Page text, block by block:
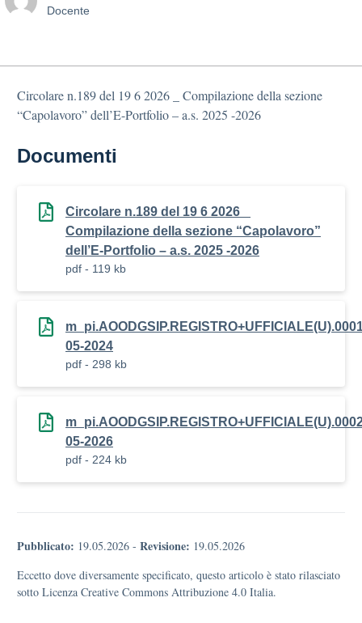
Docente
Circolare n.189 del 19 6 2026 _ Compilazione della sezione
“Capolavoro” dell’E-Portfolio – a.s. 2025 -2026
Documenti
Circolare n.189 del 19 6 2026 _
Compilazione della sezione “Capolavoro”
dell’E-Portfolio – a.s. 2025 -2026
pdf - 119 kb
05-2024
pdf - 298 kb
05-2026
pdf - 224 kb
Pubblicato: 19.05.2026 - Revisione: 19.05.2026
Eccetto dove diversamente specificato, questo articolo è stato rilasciato
sotto Licenza Creative Commons Attribuzione 4.0 Italia.